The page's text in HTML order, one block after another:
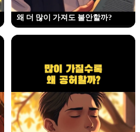
왜 더 많이 가져도 불안할까?